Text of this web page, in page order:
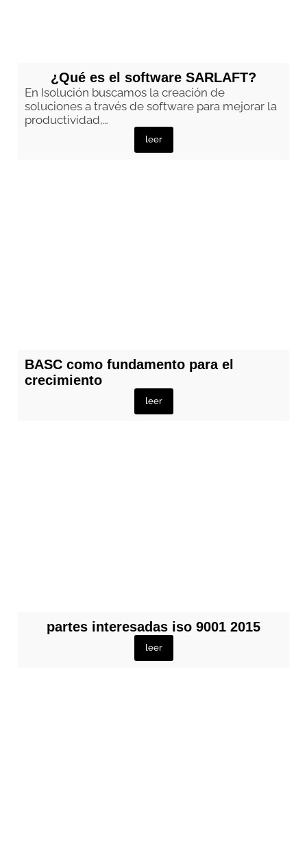
¿Qué es el software SARLAFT?
En Isolución buscamos la creación de
soluciones a través de software para mejorar la
productividad,…
leer
BASC como fundamento para el
crecimiento
leer
partes interesadas iso 9001 2015
leer